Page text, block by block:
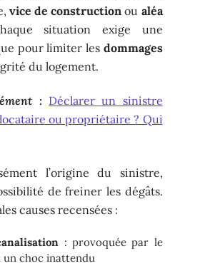
vice de construction ou aléa
situation exige une
pour limiter les dommages
du logement.
: Déclarer un sinistre
ou propriétaire ? Qui
l’origine du sinistre,
de freiner les dégâts.
causes recensées :
: provoquée par le
un choc inattendu